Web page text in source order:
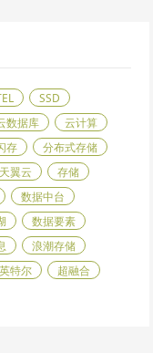
SSD
数据库
云计算
存
分布式存储
天翼云
存储
数据中台
数据要素
浪潮存储
英特尔
超融合